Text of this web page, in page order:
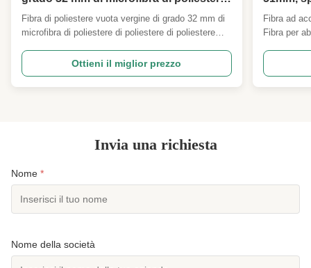
di poliestere di poliestere
Fibra di poliestere vuota vergine di grado 32 mm di
microfibra di poliestere di poliestere di poliestere
coniugato vergine di grande volume PSF 0,9D × 32
mm La fibra di poliestere coniugata cava presenta
una struttura alta e cava che riduce il peso di ...
Ottieni il miglior prezzo
ad
Fibra ad
Fibra per
con una
Invia una richiesta
Nome *
Nome della società